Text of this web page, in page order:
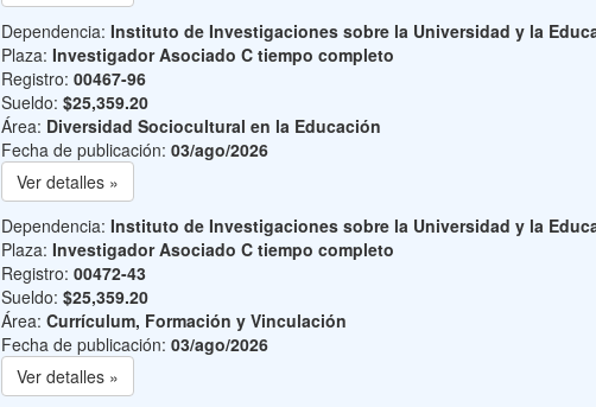
Dependencia: Instituto de Investigaciones sobre la Universidad y la
Plaza: Investigador Asociado C tiempo completo
Registro: 00467-96
Sueldo: $25,359.20
Área: Diversidad Sociocultural en la Educación
Fecha de publicación: 03/ago/2026
Ver detalles »
Dependencia: Instituto de Investigaciones sobre la Universidad y la
Plaza: Investigador Asociado C tiempo completo
Registro: 00472-43
Sueldo: $25,359.20
Área: Currículum, Formación y Vinculación
Fecha de publicación: 03/ago/2026
Ver detalles »